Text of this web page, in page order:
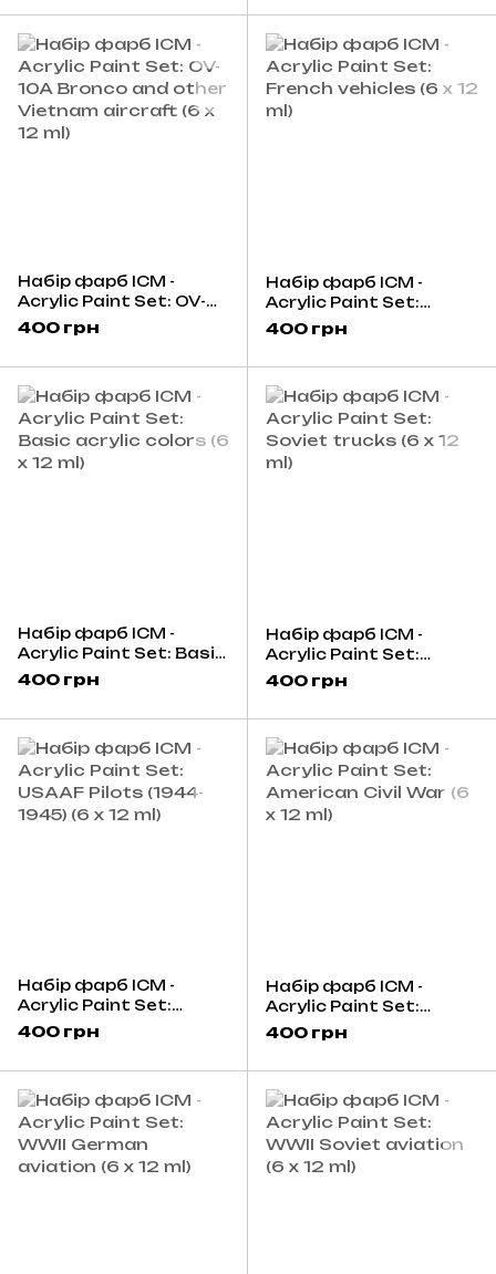
Набір фарб ICM -
Acrylic Paint Set: OV-
10A Bronco and other
Vietnam aircraft (6 x 12
400 грн
Набір фарб ICM -
Acrylic Paint Set:
French vehicles (6 x 12
400 грн
Набір фарб ICM -
Acrylic Paint Set: Basic
acrylic colors (6 x 12 ml)
400 грн
Набір фарб ICM -
Acrylic Paint Set:
Soviet trucks (6 x 12 ml)
400 грн
Набір фарб ICM -
Acrylic Paint Set:
USAAF Pilots (1944-
1945) (6 x 12 ml)
400 грн
Набір фарб ICM -
Acrylic Paint Set:
American Civil War (6 x
400 грн